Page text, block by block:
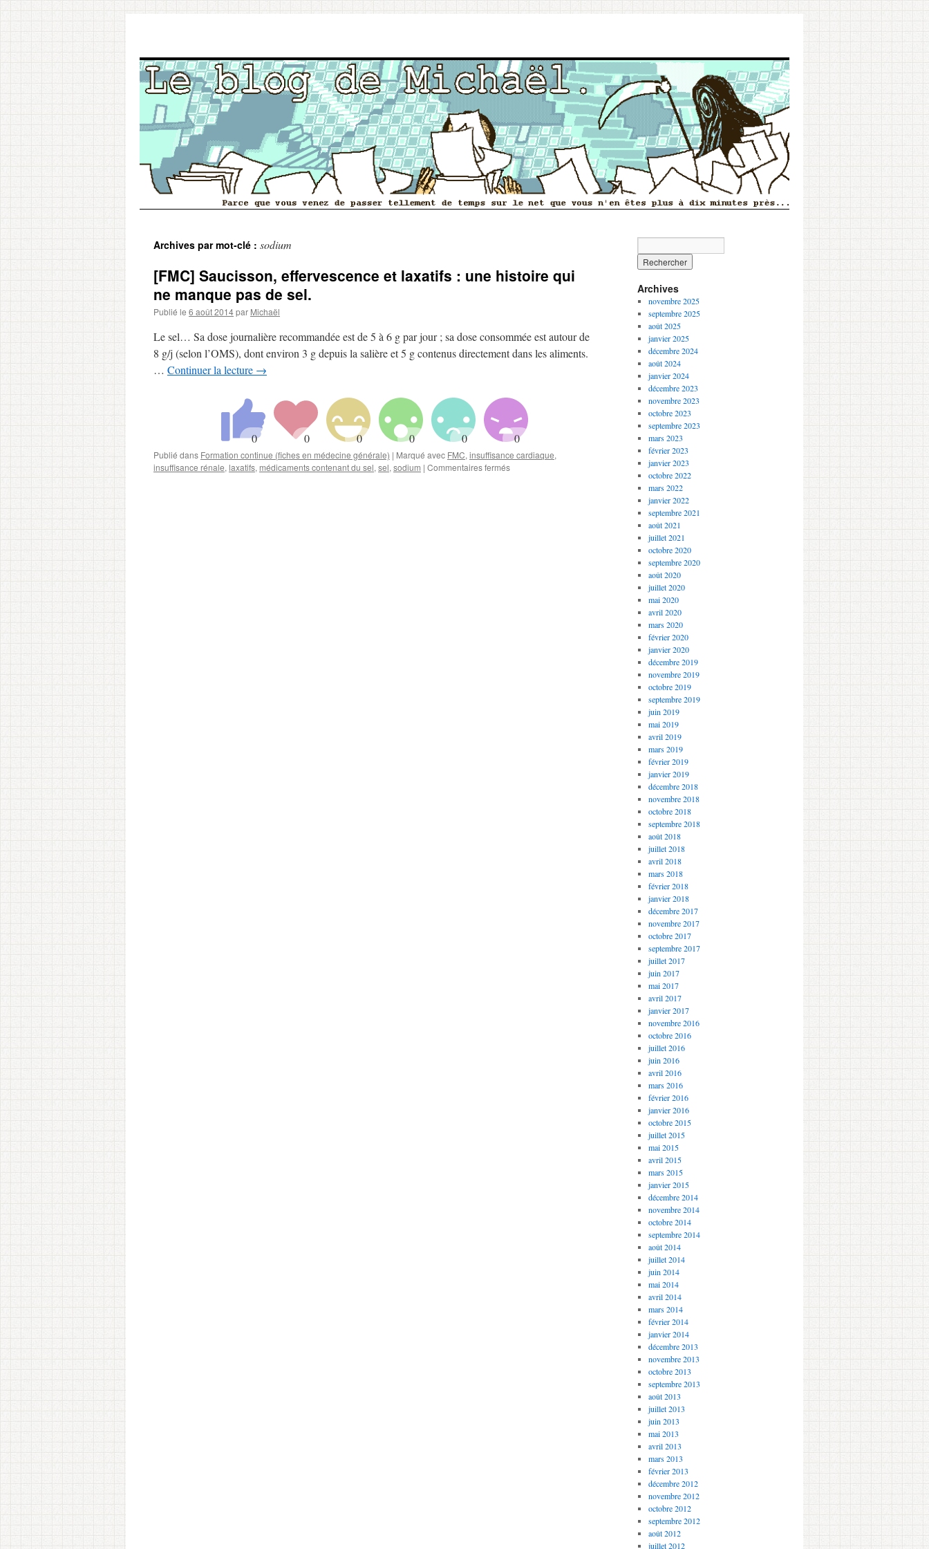
contenu
Archives par mot-clé : sodium
[FMC] Saucisson, effervescence et laxatifs : une histoire qui
ne manque pas de sel.
Publié le 6 août 2014par Michaël
Le sel… Sa dose journalière recommandée est de 5 à 6 g par jour ; sa dose consommée est autour de
8 g/j (selon l’OMS), dont environ 3 g depuis la salière et 5 g contenus directement dans les aliments.
… Continuer la lecture →
Publié dans Formation continue (fiches en médecine générale) | Marqué avec FMC, insuffisance cardiaque,
insuffisance rénale, laxatifs, médicaments contenant du sel, sel, sodium | Commentaires ferméssur
Archives
novembre 2025
septembre 2025
août 2025
janvier 2025
décembre 2024
août 2024
janvier 2024
décembre 2023
novembre 2023
octobre 2023
septembre 2023
mars 2023
février 2023
janvier 2023
octobre 2022
mars 2022
janvier 2022
septembre 2021
août 2021
juillet 2021
octobre 2020
septembre 2020
août 2020
juillet 2020
mai 2020
avril 2020
mars 2020
février 2020
janvier 2020
décembre 2019
novembre 2019
octobre 2019
septembre 2019
juin 2019
mai 2019
avril 2019
mars 2019
février 2019
janvier 2019
décembre 2018
novembre 2018
octobre 2018
septembre 2018
août 2018
juillet 2018
avril 2018
mars 2018
février 2018
janvier 2018
décembre 2017
novembre 2017
octobre 2017
septembre 2017
juillet 2017
juin 2017
mai 2017
avril 2017
janvier 2017
novembre 2016
octobre 2016
juillet 2016
juin 2016
avril 2016
mars 2016
février 2016
janvier 2016
octobre 2015
juillet 2015
mai 2015
avril 2015
mars 2015
janvier 2015
décembre 2014
novembre 2014
octobre 2014
septembre 2014
août 2014
juillet 2014
juin 2014
mai 2014
avril 2014
mars 2014
février 2014
janvier 2014
décembre 2013
novembre 2013
octobre 2013
septembre 2013
août 2013
juillet 2013
juin 2013
mai 2013
avril 2013
mars 2013
février 2013
décembre 2012
novembre 2012
octobre 2012
septembre 2012
août 2012
juillet 2012